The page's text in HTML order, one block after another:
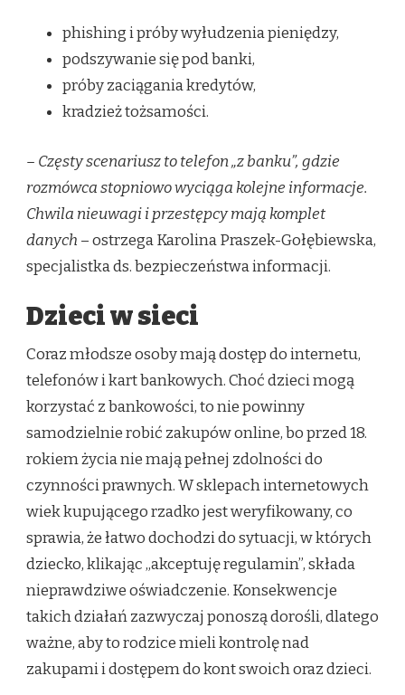
phishing i próby wyłudzenia pieniędzy,
podszywanie się pod banki,
próby zaciągania kredytów,
kradzież tożsamości.
– Częsty scenariusz to telefon „z banku”, gdzie
rozmówca stopniowo wyciąga kolejne informacje.
Chwila nieuwagi i przestępcy mają komplet
danych – ostrzega Karolina Praszek-Gołębiewska,
specjalistka ds. bezpieczeństwa informacji.
Dzieci w sieci
Coraz młodsze osoby mają dostęp do internetu,
telefonów i kart bankowych. Choć dzieci mogą
korzystać z bankowości, to nie powinny
samodzielnie robić zakupów online, bo przed 18.
rokiem życia nie mają pełnej zdolności do
czynności prawnych. W sklepach internetowych
wiek kupującego rzadko jest weryfikowany, co
sprawia, że łatwo dochodzi do sytuacji, w których
dziecko, klikając „akceptuję regulamin”, składa
nieprawdziwe oświadczenie. Konsekwencje
takich działań zazwyczaj ponoszą dorośli, dlatego
ważne, aby to rodzice mieli kontrolę nad
zakupami i dostępem do kont swoich oraz dzieci.